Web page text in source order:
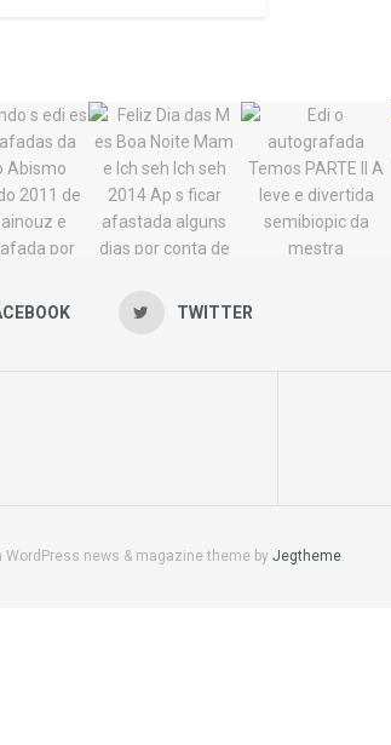
TWITTER
WordPress news & magazine theme by Jegtheme